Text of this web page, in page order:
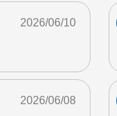
2026/06/10
2026/06/08